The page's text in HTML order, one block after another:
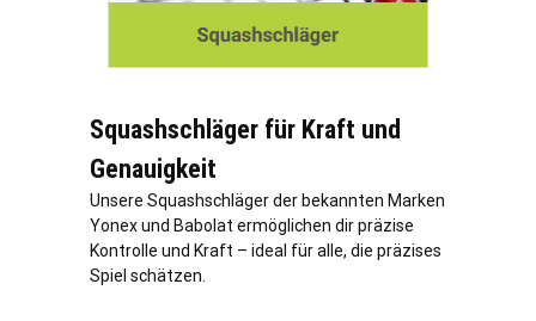
Squashschläger für Kraft und
Genauigkeit
Unsere Squashschläger der bekannten Marken
Yonex und Babolat ermöglichen dir präzise
Kontrolle und Kraft – ideal für alle, die präzises
Spiel schätzen.